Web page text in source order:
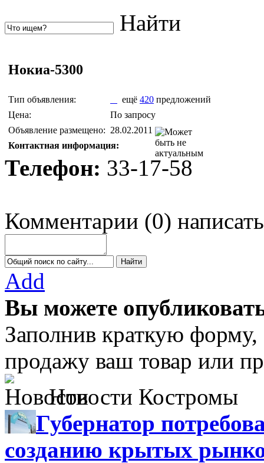
Найти
Нокиа-5300
Тип объявления: ещё 420 предложений
Цена:
По запросу
Объявление размещено: 28.02.2011
Контактная информация:
Телефон: 33-17-58
Комментарии (0) написать
Add
Вы можете
Заполнив краткую
продажу ваш товар или
Новости Костромы
Губернатор
созданию крытых